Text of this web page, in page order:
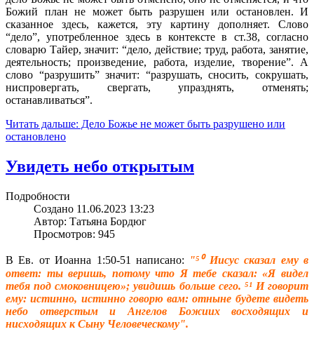
Божий план не может быть разрушен или остановлен. И
сказанное здесь, кажется, эту картину дополняет. Слово
“дело”, употребленное здесь в контексте в ст.38, согласно
словарю Тайер, значит: “дело, действие; труд, работа, занятие,
деятельность; произведение, работа, изделие, творение”. А
слово “разрушить” значит: “разрушать, сносить, сокрушать,
ниспровергать, свергать, упразднять, отменять;
останавливаться”.
Читать дальше: Дело Божье не может быть разрушено или
остановлено
Увидеть небо открытым
Подробности
Создано 11.06.2023 13:23
Автор: Татьяна Бордюг
Просмотров: 945
В Ев. от Иоанна 1:50-51 написано: "⁵⁰ Иисус сказал ему в
ответ: ты веришь, потому что Я тебе сказал: «Я видел
тебя под смоковницею»; увидишь больше сего. ⁵¹ И говорит
ему: истинно, истинно говорю вам: отныне будете видеть
небо отверстым и Ангелов Божиих восходящих и
нисходящих к Сыну Человеческому".